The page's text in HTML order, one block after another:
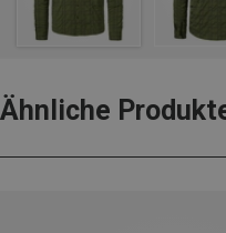
Ähnliche